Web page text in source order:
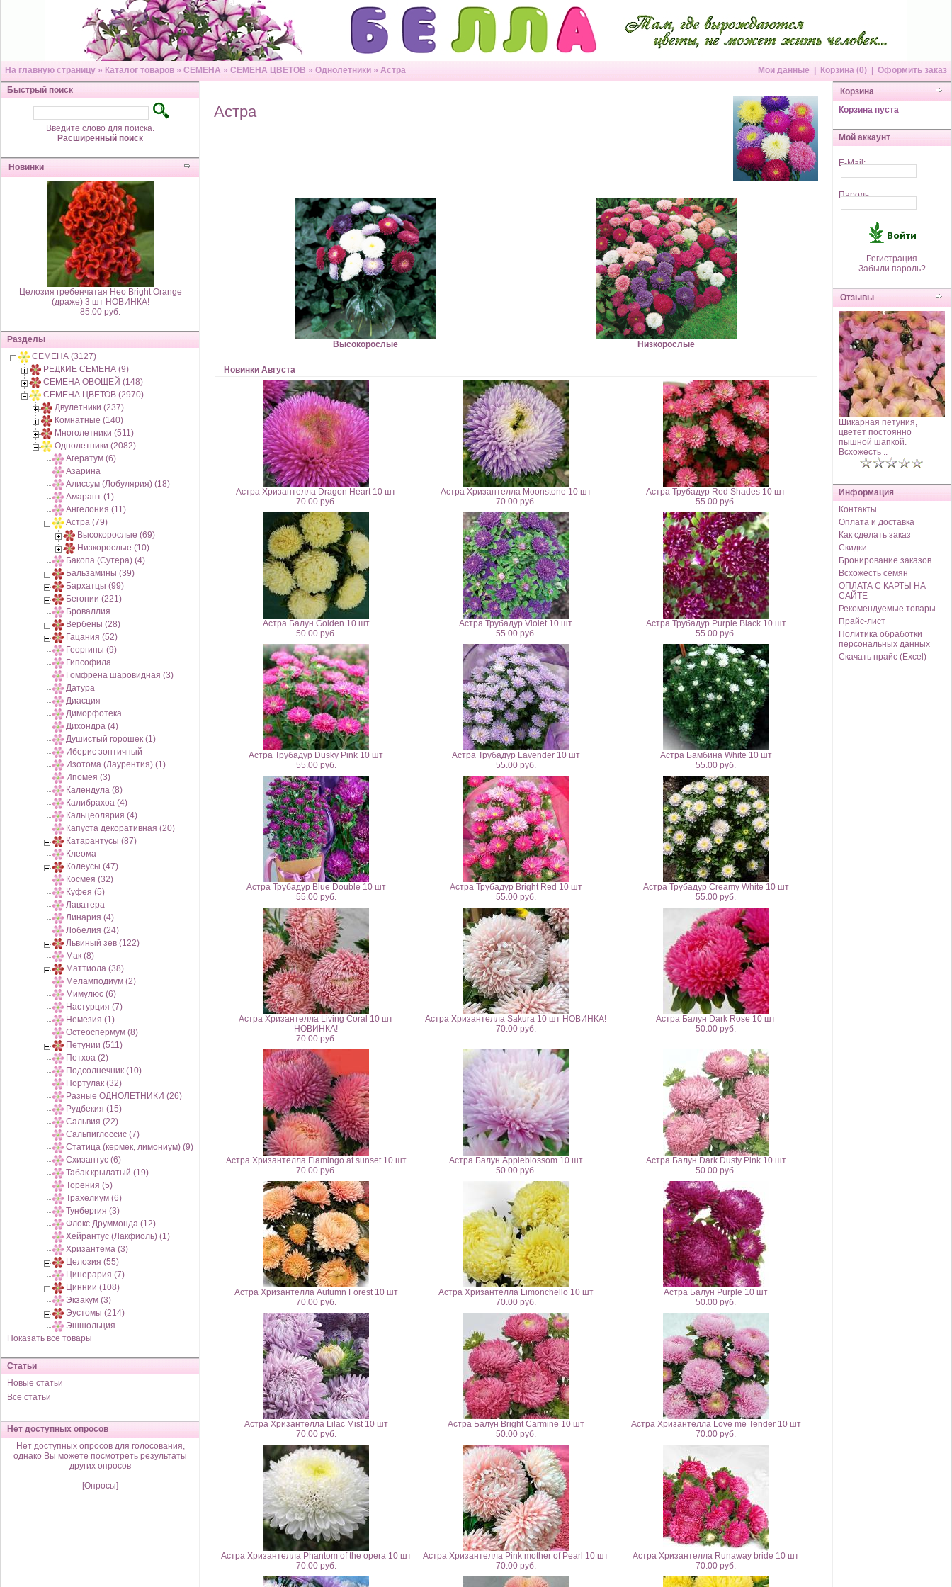
На главную страницу » Каталог товаров » СЕМЕНА » СЕМЕНА ЦВЕТОВ » Однолетники » Астра Мои данные Корзина (0)
Оформить заказ
Быстрый поиск
Введите слово для поиска.
Расширенный поиск
Новинки
Целозия гребенчатая Нео Bright Orange
(драже) 3 шт НОВИНКА!
85.00 руб.
Разделы
СЕМЕНА (3127)
РЕДКИЕ СЕМЕНА (9)
СЕМЕНА ОВОЩЕЙ (148)
СЕМЕНА ЦВЕТОВ (2970)
Двулетники (237)
Комнатные (140)
Многолетники (511)
Однолетники (2082)
Агератум (6)
Азарина
Алиссум (Лобулярия) (18)
Амарант (1)
Ангелония (11)
Астра (79)
Высокорослые (69)
Низкорослые (10)
Бакопа (Сутера) (4)
Бальзамины (39)
Бархатцы (99)
Бегонии (221)
Броваллия
Вербены (28)
Гацания (52)
Георгины (9)
Гипсофила
Гомфрена шаровидная (3)
Датура
Диасция
Диморфотека
Дихондра (4)
Душистый горошек (1)
Иберис зонтичный
Изотома (Лаурентия) (1)
Ипомея (3)
Календула (8)
Калибрахоа (4)
Кальцеолярия (4)
Капуста декоративная (20)
Катарантусы (87)
Клеома
Колеусы (47)
Космея (32)
Куфея (5)
Лаватера
Линария (4)
Лобелия (24)
Львиный зев (122)
Мак (8)
Маттиола (38)
Меламподиум (2)
Мимулюс (6)
Настурция (7)
Немезия (1)
Остеоспермум (8)
Петунии (511)
Петхоа (2)
Подсолнечник (10)
Портулак (32)
Разные ОДНОЛЕТНИКИ (26)
Рудбекия (15)
Сальвия (22)
Сальпиглоссис (7)
Статица (кермек, лимониум) (9)
Схизантус (6)
Табак крылатый (19)
Торения (5)
Трахелиум (6)
Тунбергия (3)
Флокс Друммонда (12)
Хейрантус (Лакфиоль) (1)
Хризантема (3)
Целозия (55)
Цинерария (7)
Циннии (108)
Экзакум (3)
Эустомы (214)
Эшшольция
Показать все товары
Статьи
Новые статьи
Все статьи
Нет доступных опросов
Нет доступных опросов для голосования,
однако Вы можете посмотреть результаты
других опросов
[Опросы]
Астра
Высокорослые Низкорослые
Новинки Августа
Астра Хризантелла Dragon Heart 10 шт
70.00 руб.
Астра Хризантелла Moonstone 10 шт
70.00 руб.
Астра Трубадур Red Shades 10 шт
55.00 руб.
Астра Балун Golden 10 шт
50.00 руб.
Астра Трубадур Violet 10 шт
55.00 руб.
Астра Трубадур Purple Black 10 шт
55.00 руб.
Астра Трубадур Dusky Pink 10 шт
55.00 руб.
Астра Трубадур Lavender 10 шт
55.00 руб.
Астра Бамбина White 10 шт
55.00 руб.
Астра Трубадур Blue Double 10 шт
55.00 руб.
Астра Трубадур Bright Red 10 шт
55.00 руб.
Астра Трубадур Creamy White 10 шт
55.00 руб.
Астра Хризантелла Living Coral 10 шт
НОВИНКА!
70.00 руб.
Астра Хризантелла Sakura 10 шт НОВИНКА!
70.00 руб.
Астра Балун Dark Rose 10 шт
50.00 руб.
Астра Хризантелла Flamingo at sunset 10 шт
70.00 руб.
Астра Балун Appleblossom 10 шт
50.00 руб.
Астра Балун Dark Dusty Pink 10 шт
50.00 руб.
Астра Хризантелла Autumn Forest 10 шт
70.00 руб.
Астра Хризантелла Limonchello 10 шт
70.00 руб.
Астра Балун Purple 10 шт
50.00 руб.
Астра Хризантелла Lilac Mist 10 шт
70.00 руб.
Астра Балун Bright Carmine 10 шт
50.00 руб.
Астра Хризантелла Love me Tender 10 шт
70.00 руб.
Астра Хризантелла Phantom of the opera 10 шт
70.00 руб.
Астра Хризантелла Pink mother of Pearl 10 шт
70.00 руб.
Астра Хризантелла Runaway bride 10 шт
70.00 руб.
Корзина
Корзина пуста
Мой аккаунт
E-Mail:
Пароль:
Регистрация
Забыли пароль?
Отзывы
Шикарная петуния,
цветет постоянно
пышной шапкой.
Всхожесть ..
Информация
Контакты
Оплата и доставка
Как сделать заказ
Скидки
Бронирование заказов
Всхожесть семян
ОПЛАТА С КАРТЫ НА
САЙТЕ
Рекомендуемые товары
Прайс-лист
Политика обработки
персональных данных
Скачать прайс (Excel)